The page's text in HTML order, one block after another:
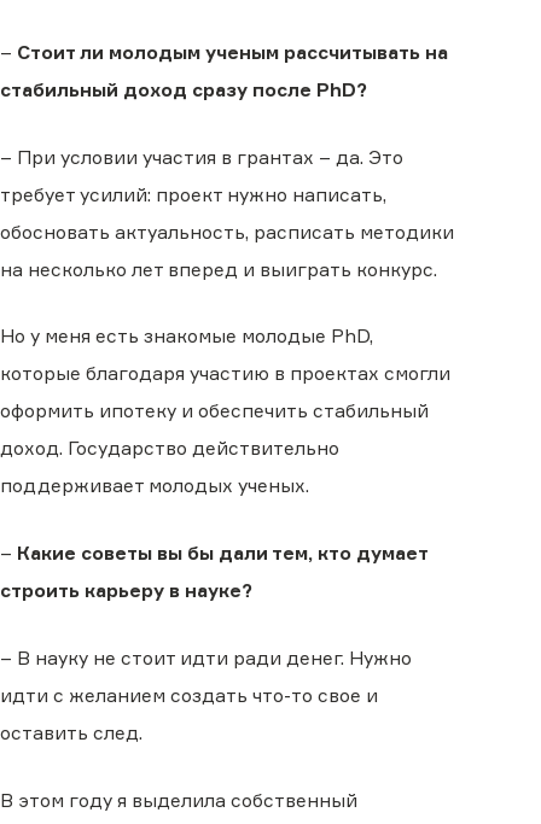
– Стоит ли молодым ученым рассчитывать на
стабильный доход сразу после PhD?
– При условии участия в грантах – да. Это
требует усилий: проект нужно написать,
обосновать актуальность, расписать методики
на несколько лет вперед и выиграть конкурс.
Но у меня есть знакомые молодые PhD,
которые благодаря участию в проектах смогли
оформить ипотеку и обеспечить стабильный
доход. Государство действительно
поддерживает молодых ученых.
– Какие советы вы бы дали тем, кто думает
строить карьеру в науке?
– В науку не стоит идти ради денег. Нужно
идти с желанием создать что-то свое и
оставить след.
В этом году я выделила собственный